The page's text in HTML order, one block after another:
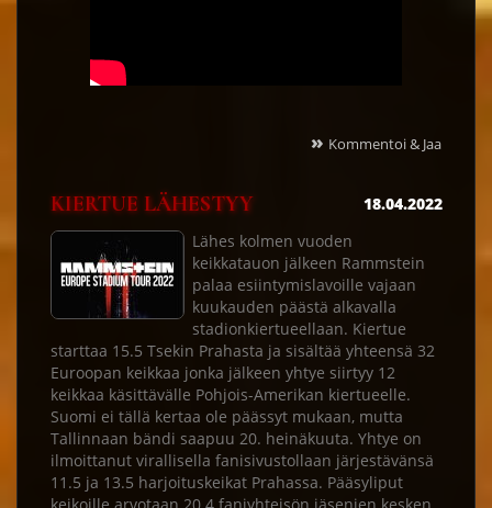
» Kommentoi & Jaa
KIERTUE LÄHESTYY
18.04.2022
Lähes kolmen vuoden
keikkatauon jälkeen Rammstein
palaa esiintymislavoille vajaan
kuukauden päästä alkavalla
stadionkiertueellaan. Kiertue
starttaa 15.5 Tsekin Prahasta ja sisältää yhteensä 32
Euroopan keikkaa jonka jälkeen yhtye siirtyy 12
keikkaa käsittävälle Pohjois-Amerikan kiertueelle.
Suomi ei tällä kertaa ole päässyt mukaan, mutta
Tallinnaan bändi saapuu 20. heinäkuuta. Yhtye on
ilmoittanut virallisella fanisivustollaan järjestävänsä
11.5 ja 13.5 harjoituskeikat Prahassa. Pääsyliput